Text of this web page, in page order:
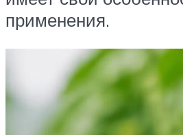
применения.